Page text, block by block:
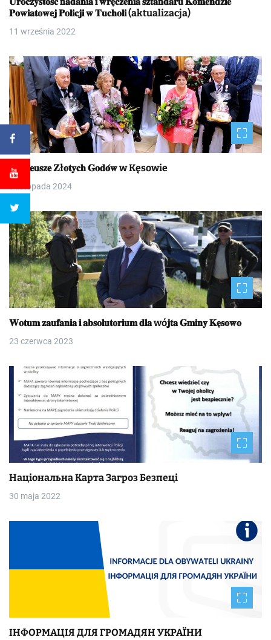
𝐏𝐨𝐰𝐢𝐚𝐭𝐨𝐰𝐞𝐣 𝐏𝐨𝐥𝐢𝐜𝐣𝐢 𝐰 𝐓𝐮𝐜𝐡𝐨𝐥𝐢 (aktualizacja)
11 września 2022
𝐉𝐮𝐛𝐢𝐥𝐞𝐮𝐬𝐳𝐞 𝐙ł𝐨𝐭𝐲𝐜𝐡 𝐆𝐨𝐝𝐨́𝐰 w Kęsowie
9 listopada 2024
𝐖𝐨𝐭𝐮𝐦 𝐳𝐚𝐮𝐟𝐚𝐧𝐢𝐚 𝐢 𝐚𝐛𝐬𝐨𝐥𝐮𝐭𝐨𝐫𝐢𝐮𝐦 𝐝𝐥𝐚 wó𝐣𝐭𝐚 𝐆𝐦𝐢𝐧𝐲 𝐊𝐞̨𝐬𝐨𝐰𝐨
23 czerwca 2023
Національна Kapтa Загроз Безпеці
30 maja 2022
ІНФОРМАЦІЯ ДЛЯ ГРОМАДЯН УКРАЇНИ